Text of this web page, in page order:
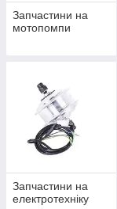
Запчастини на
мотопомпи
Запчастини на
електротехніку